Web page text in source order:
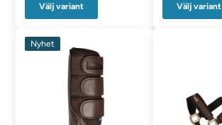
Välj variant Välj variant
Nyhet